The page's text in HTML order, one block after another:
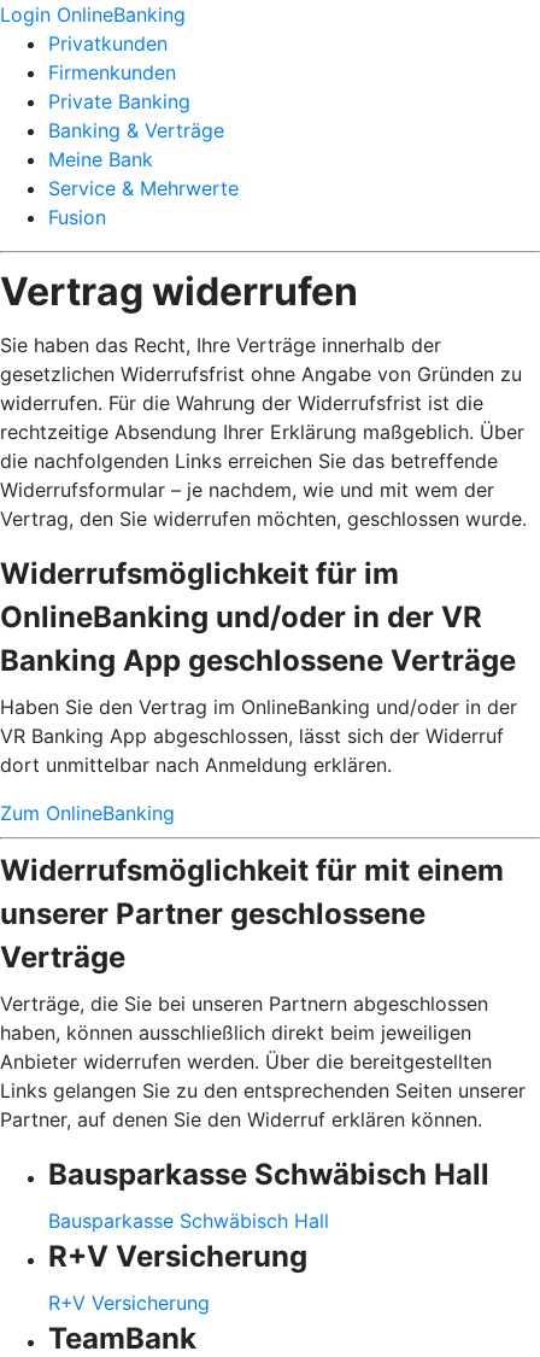
Login OnlineBanking
Privatkunden
Firmenkunden
Private Banking
Banking & Verträge
Meine Bank
Service & Mehrwerte
Fusion
Vertrag widerrufen
Sie haben das Recht, Ihre Verträge innerhalb der
gesetzlichen Widerrufsfrist ohne Angabe von Gründen zu
widerrufen. Für die Wahrung der Widerrufsfrist ist die
rechtzeitige Absendung Ihrer Erklärung maßgeblich. Über
die nachfolgenden Links erreichen Sie das betreffende
Widerrufsformular – je nachdem, wie und mit wem der
Vertrag, den Sie widerrufen möchten, geschlossen wurde.
Widerrufsmöglichkeit für im
OnlineBanking und/oder in der VR
Banking App geschlossene Verträge
Haben Sie den Vertrag im OnlineBanking und/oder in der
VR Banking App abgeschlossen, lässt sich der Widerruf
dort unmittelbar nach Anmeldung erklären.
Zum OnlineBanking
Widerrufsmöglichkeit für mit einem
unserer Partner geschlossene
Verträge
Verträge, die Sie bei unseren Partnern abgeschlossen
haben, können ausschließlich direkt beim jeweiligen
Anbieter widerrufen werden. Über die bereitgestellten
Links gelangen Sie zu den entsprechenden Seiten unserer
Partner, auf denen Sie den Widerruf erklären können.
Bausparkasse Schwäbisch Hall
Bausparkasse Schwäbisch Hall
R+V Versicherung
R+V Versicherung
TeamBank